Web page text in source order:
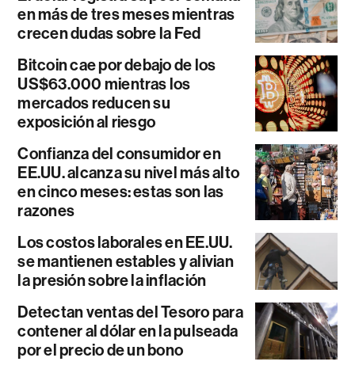
en más de tres meses mientras
crecen dudas sobre la Fed
Bitcoin cae por debajo de los
US$63.000 mientras los
mercados reducen su
exposición al riesgo
Confianza del consumidor en
EE.UU. alcanza su nivel más alto
en cinco meses: estas son las
razones
Los costos laborales en EE.UU.
se mantienen estables y alivian
la presión sobre la inflación
Detectan ventas del Tesoro para
contener al dólar en la pulseada
por el precio de un bono